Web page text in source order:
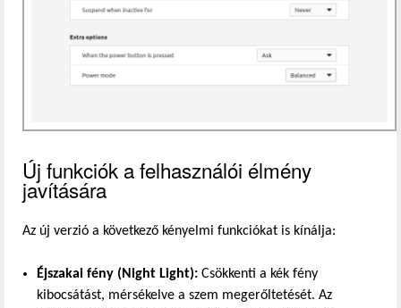
Új funkciók a felhasználói élmény
javítására
Az új verzió a következő kényelmi funkciókat is kínálja:
Éjszakai fény (Night Light): Csökkenti a kék fény
kibocsátást, mérsékelve a szem megerőltetését. Az